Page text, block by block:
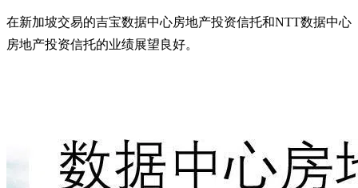
在新加坡交易的吉宝数据中心房地产投资信托和NTT数据中心
房地产投资信托的业绩展望良好。